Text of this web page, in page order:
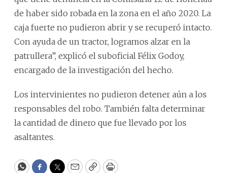
de haber sido robada en la zona en el año 2020. La
caja fuerte no pudieron abrir y se recuperó intacto.
Con ayuda de un tractor, logramos alzar en la
patrullera”, explicó el suboficial Félix Godoy,
encargado de la investigación del hecho.
Los intervinientes no pudieron detener aún a los
responsables del robo. También falta determinar
la cantidad de dinero que fue llevado por los
asaltantes.